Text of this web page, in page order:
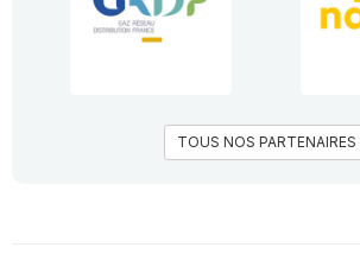
TOUS NOS PARTENAIRES